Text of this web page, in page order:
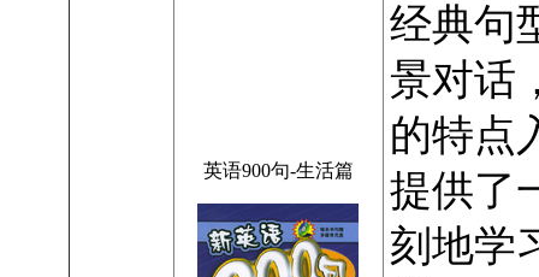
英语900句-生活篇
经典句
景对话
的特点
提供了
刻地学